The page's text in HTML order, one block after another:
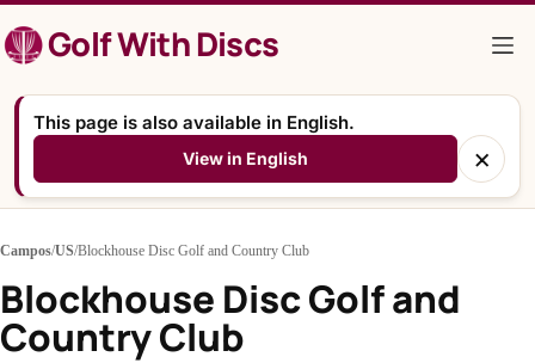
al
contenidoGolf With Discs
This page is also available in English.
View in English ×
Campos/US/Blockhouse Disc Golf and Country Club
Blockhouse Disc Golf and
Country Club